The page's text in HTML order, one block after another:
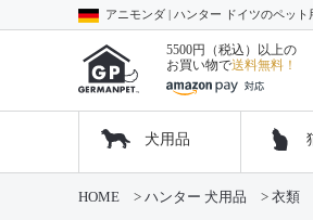
アニモンダ | ハンター ドイツのペッ
5500円（税込）以上の
お買い物で送料無料！
犬用品
HOME ハンター 犬用品 衣類